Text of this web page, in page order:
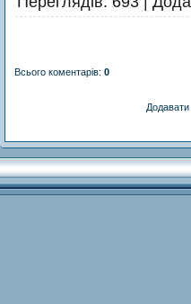
Всього коментарів: 0
Додавати